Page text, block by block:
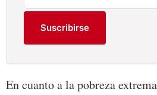
Suscribirse
En cuanto a la pobreza